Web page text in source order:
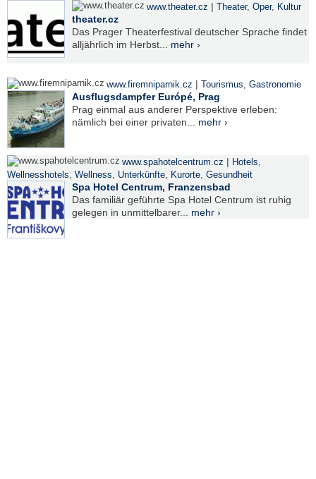
www.theater.cz | Theater, Oper, Kultur
theater.cz
Das Prager Theaterfestival deutscher Sprache findet
alljährlich im Herbst... mehr ›
www.firemniparnik.cz | Tourismus, Gastronomie
Ausflugsdampfer Európé, Prag
Prag einmal aus anderer Perspektive erleben:
nämlich bei einer privaten... mehr ›
www.spahotelcentrum.cz | Hotels,
Wellnesshotels, Wellness, Unterkünfte, Kurorte, Gesundheit
Spa Hotel Centrum, Franzensbad
Das familiär geführte Spa Hotel Centrum ist ruhig
gelegen in unmittelbarer... mehr ›